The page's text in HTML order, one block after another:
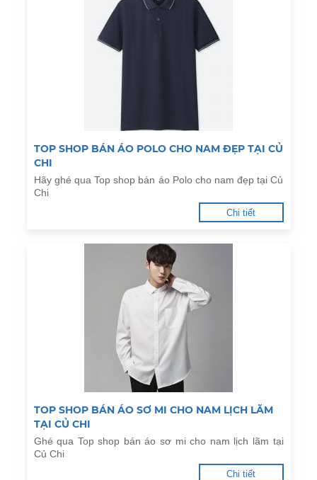
TOP SHOP BÁN ÁO POLO CHO NAM ĐẸP TẠI CỦ
CHI
Hãy ghé qua Top shop bán áo Polo cho nam đẹp tại Củ
Chi
Chi tiết
TOP SHOP BÁN ÁO SƠ MI CHO NAM LỊCH LÃM
TẠI CỦ CHI
Ghé qua Top shop bán áo sơ mi cho nam lịch lãm tại
Củ Chi
Chi tiết